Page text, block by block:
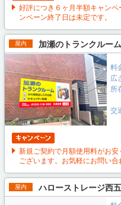
好評につき６ヶ月半額キャン
ンペーン終了日は未定です。
屋内 加瀬のトランクルー
料
広
所
交
新規ご契約で月額使用料がお
ございます。お気軽にお問い合
屋内 ハローストレージ西